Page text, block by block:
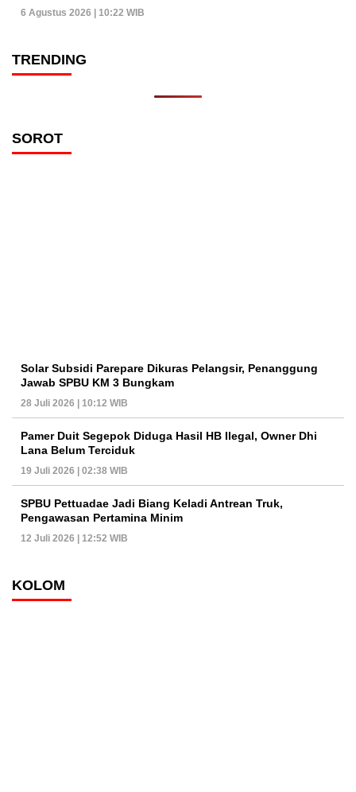
6 Agustus 2026 | 10:22 WIB
TRENDING
SOROT
Solar Subsidi Parepare Dikuras Pelangsir, Penanggung
Jawab SPBU KM 3 Bungkam
28 Juli 2026 | 10:12 WIB
Pamer Duit Segepok Diduga Hasil HB Ilegal, Owner Dhi
Lana Belum Terciduk
19 Juli 2026 | 02:38 WIB
SPBU Pettuadae Jadi Biang Keladi Antrean Truk,
Pengawasan Pertamina Minim
12 Juli 2026 | 12:52 WIB
KOLOM